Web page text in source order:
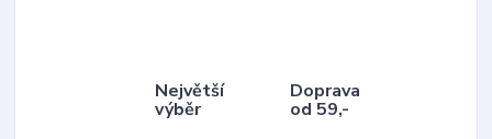
Největší
výběr
Doprava
od 59,-